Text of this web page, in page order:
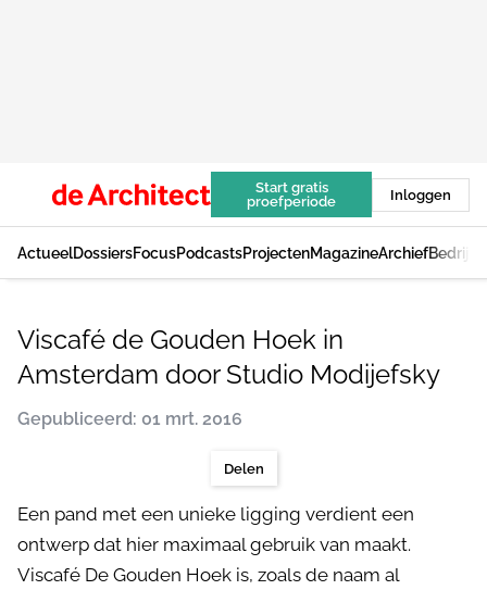
Start gratis
proefperiode
Inloggen
ActueelDossiersFocusPodcastsProjectenMagazineArchief
Viscafé de Gouden Hoek in
Amsterdam door Studio Modijefsky
Gepubliceerd: 01 mrt. 2016
Delen
Een pand met een unieke ligging verdient een
ontwerp dat hier maximaal gebruik van maakt.
Viscafé De Gouden Hoek is, zoals de naam al